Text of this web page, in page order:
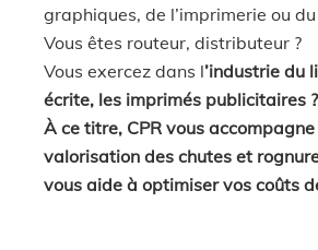
graphiques, de l’imprimerie ou
Vous êtes routeur, distributeur ?
Vous exercez dans l’industrie du
écrite, les imprimés publicitaires ?
À ce titre, CPR vous
valorisation des chutes et
vous aide à optimiser vos coûts